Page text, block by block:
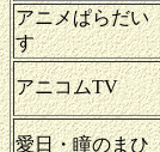
アニメぱらだい
す
アニコムTV
愛日・瞳のまひ